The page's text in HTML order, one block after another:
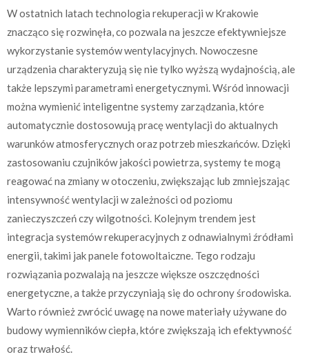
W ostatnich latach technologia rekuperacji w Krakowie
znacząco się rozwinęła, co pozwala na jeszcze efektywniejsze
wykorzystanie systemów wentylacyjnych. Nowoczesne
urządzenia charakteryzują się nie tylko wyższą wydajnością, ale
także lepszymi parametrami energetycznymi. Wśród innowacji
można wymienić inteligentne systemy zarządzania, które
automatycznie dostosowują pracę wentylacji do aktualnych
warunków atmosferycznych oraz potrzeb mieszkańców. Dzięki
zastosowaniu czujników jakości powietrza, systemy te mogą
reagować na zmiany w otoczeniu, zwiększając lub zmniejszając
intensywność wentylacji w zależności od poziomu
zanieczyszczeń czy wilgotności. Kolejnym trendem jest
integracja systemów rekuperacyjnych z odnawialnymi źródłami
energii, takimi jak panele fotowoltaiczne. Tego rodzaju
rozwiązania pozwalają na jeszcze większe oszczędności
energetyczne, a także przyczyniają się do ochrony środowiska.
Warto również zwrócić uwagę na nowe materiały używane do
budowy wymienników ciepła, które zwiększają ich efektywność
oraz trwałość.